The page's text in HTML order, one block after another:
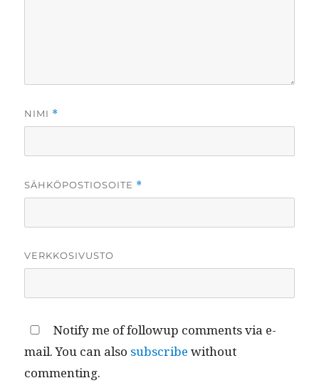
NIMI *
SÄHKÖPOSTIOSOITE *
VERKKOSIVUSTO
Notify me of followup comments via e-
mail. You can also subscribe without
commenting.